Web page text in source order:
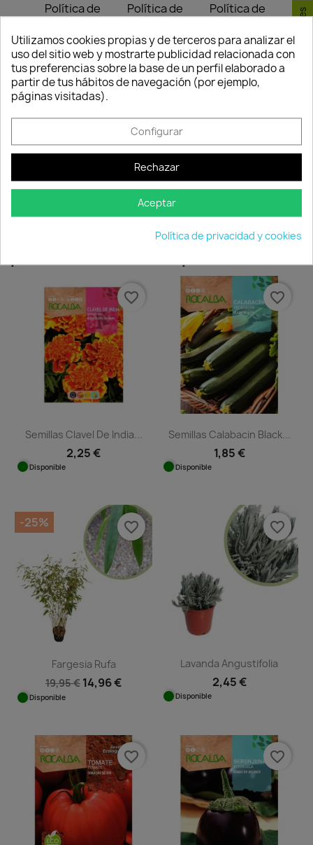
Política de
Nuestros pagos
son 100% seguros.
Política de
Envío peninsular,
Islas Baleares y
Portugal.
Política de
Tienes 24 horas
para hacer la
reclamación,
siempre y cuando
adjunte foto del
deteriorado.
Los clientes que adquirieron este
Semillas Clavel De India...
2,25 €
Disponible
favorite_border
Semillas Calabacin Black...
1,85 €
Disponible
favorite_border
Fargesia Rufa
19,95 € 14,96 €
Disponible
-25% favorite_border
Lavanda Angustifolia
2,45 €
Disponible
favorite_border
favorite_border favorite_border
Utilizamos cookies propias y de terceros para analizar el
uso del sitio web y mostrarte publicidad relacionada con
tus preferencias sobre la base de un perfil elaborado a
partir de tus hábitos de navegación (por ejemplo,
páginas visitadas).
Configurar
Rechazar
Aceptar
Política de privacidad y cookies